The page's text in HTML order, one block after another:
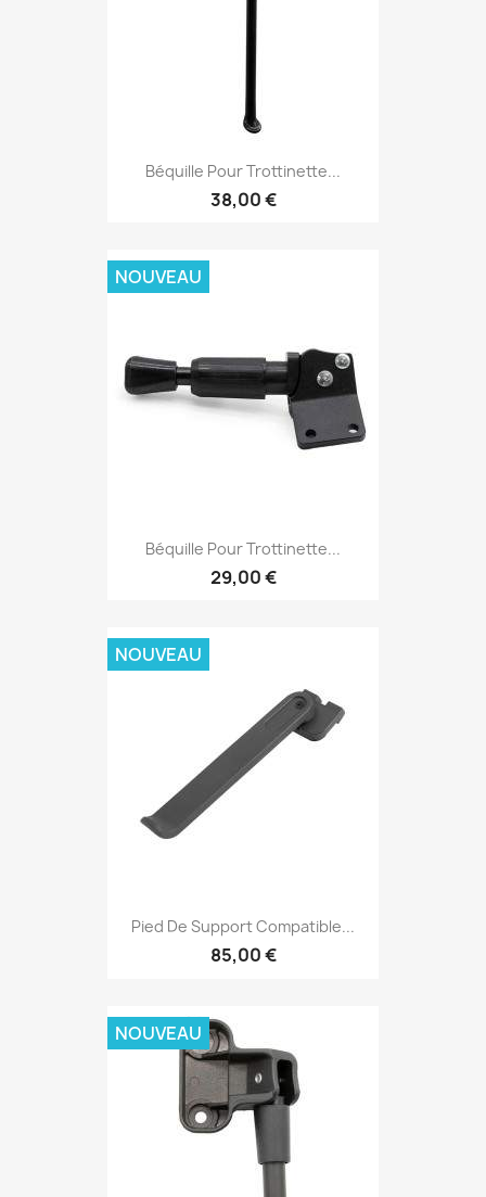
Béquille Pour Trottinette...
38,00 €
Béquille Pour Trottinette...
29,00 €
NOUVEAU
Pied De Support Compatible...
85,00 €
NOUVEAU
NOUVEAU